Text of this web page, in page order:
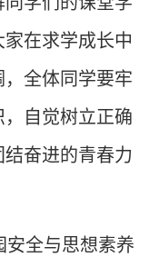
在求学成长中
全体同学要牢
自觉树立正确
奋进的青春力
安全与思想素养